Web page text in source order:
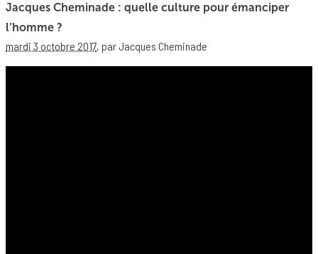
Jacques Cheminade : quelle culture pour émanciper
l’homme ?
mardi 3 octobre 2017, par Jacques Cheminade